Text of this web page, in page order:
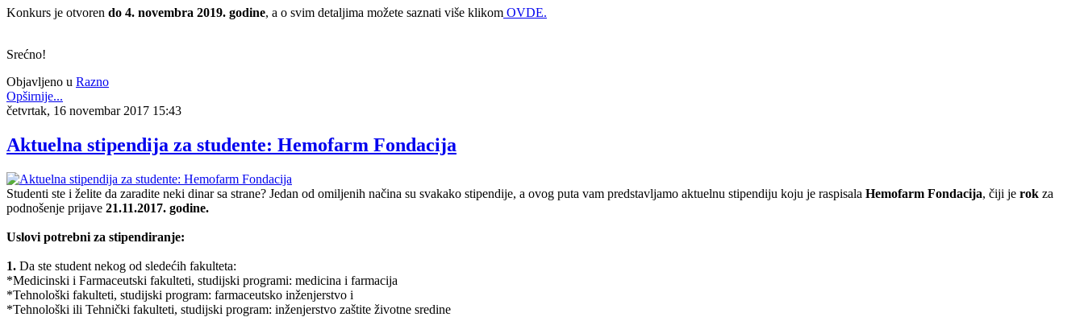
Konkurs je otvoren do 4. novembra 2019. godine, a o svim detaljima možete saznati više klikom OVDE.
Srećno!
Objavljeno u Razno
Opširnije...
četvrtak, 16 novembar 2017 15:43
Aktuelna stipendija za studente: Hemofarm Fondacija
Studenti ste i želite da zaradite neki dinar sa strane? Jedan od omiljenih načina su svakako stipendije, a ovog puta vam predstavljamo aktuelnu stipendiju koju je raspisala Hemofarm Fondacija, čiji je rok za
podnošenje prijave 21.11.2017. godine.
Uslovi potrebni za stipendiranje:
1. Da ste student nekog od sledećih fakulteta:
*Medicinski i Farmaceutski fakulteti, studijski programi: medicina i farmacija
*Tehnološki fakulteti, studijski program: farmaceutsko inženjerstvo i
*Tehnološki ili Tehnički fakulteti, studijski program: inženjerstvo zaštite životne sredine